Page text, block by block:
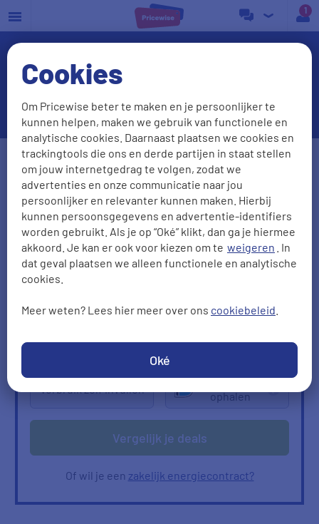
Cookies
Om Pricewise beter te maken en je persoonlijker te
kunnen helpen, maken we gebruik van functionele en
analytische cookies. Daarnaast plaatsen we cookies en
trackingtools die ons en derde partijen in staat stellen
om jouw internetgedrag te volgen, zodat we
advertenties en onze communicatie naar jou
persoonlijker en relevanter kunnen maken. Hierbij
kunnen persoonsgegevens en advertentie-identifiers
worden gebruikt. Als je op “Oké” klikt, dan ga je hiermee
akkoord. Je kan er ook voor kiezen om te weigeren . In
dat geval plaatsen we alleen functionele en analytische
cookies.
Meer weten? Lees hier meer over ons cookiebeleid
Oké
a
Overstappen van of naar
Huismerk Energie
Postcode Huisnr. + Toev.
Huidige leverancier
Aantal personen
1 2 3 4 5 0
Vergelijk je deals
Of wil je een zakelijk energiecontract?
Verbruik zelf invullen
Verbruik
ophalen